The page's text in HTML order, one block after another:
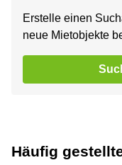
Erstelle einen
neue Mietobjekte
Häufig